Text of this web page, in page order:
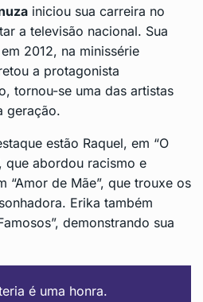
iniciou sua carreira no
a televisão nacional. Sua
2012, na minissérie
a protagonista
tornou-se uma das artistas
geração.
estão Raquel, em “O
que abordou racismo e
“Amor de Mãe”, que trouxe os
Erika também
demonstrando sua
é uma honra.